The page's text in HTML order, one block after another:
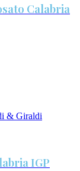
Calabria
IGP